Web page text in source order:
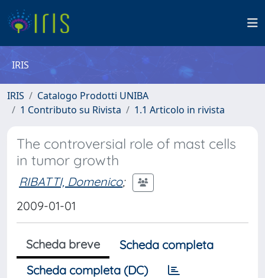
IRIS
IRIS
Catalogo Prodotti UNIBA
1 Contributo su Rivista
1.1 Articolo in rivista
The controversial role of mast cells
in tumor growth
RIBATTI, Domenico;
2009-01-01
Scheda breve
Scheda completa
Scheda completa (DC)